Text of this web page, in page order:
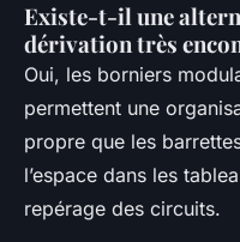
Existe-t-il une
dérivation très
Oui, les borniers
permettent une
propre que les
l’espace dans les
repérage des circuits.